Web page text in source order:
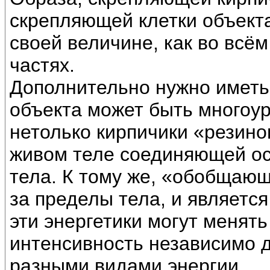
скрепляющей клетки
своей величине, как во
частях.
Дополнительно нужно
объекта может быть
нетолько кирпичики
живом теле соединяющей
тела. К тому же,
за пределы тела, и
эти энергетики могут
интенсивность независимо